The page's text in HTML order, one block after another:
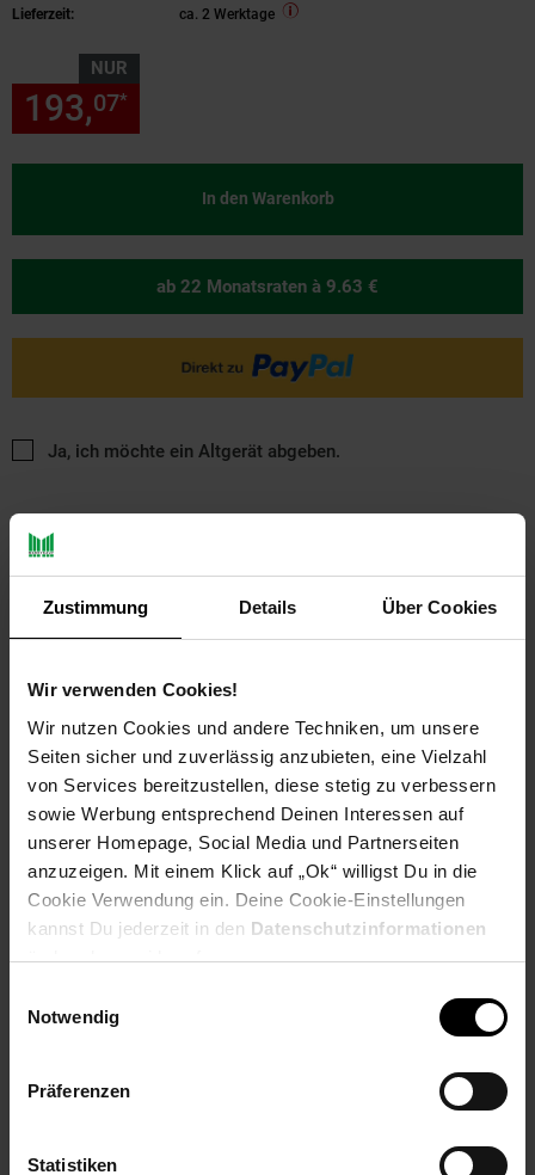
Zustimmung Details Über Cookies
Wir verwenden Cookies!
Wir nutzen Cookies und andere Techniken, um unsere
Seiten sicher und zuverlässig anzubieten, eine Vielzahl
von Services bereitzustellen, diese stetig zu verbessern
sowie Werbung entsprechend Deinen Interessen auf
unserer Homepage, Social Media und Partnerseiten
anzuzeigen. Mit einem Klick auf „Ok“ willigst Du in die
Cookie Verwendung ein. Deine Cookie-Einstellungen
kannst Du jederzeit in den Datenschutzinformationen
ändern bzw. widerrufen.
Notwendig
Präferenzen
Statistiken
Lieferzeit:
ca. 2 Werktage
NUR
193,07*
In den Warenkorb
ab 22 Monatsraten à 9.63 €
Ja, ich möchte ein Altgerät abgeben.
Payback Punkte Basis°Punkte:
96
Extra°Punkte:
Produktbeschreibung
Der AEG AP61CB21RS Akku Staubsauger bietet eine
leistungsstarke Reinigung ohne Kabelsalat. Mit seiner
ist er ideal für schnelle und gründliche Reinigungseinsätze in
Ihrem Zuhause. Der Staubsauger bietet eine lange Akkulaufzeit
zu reinigen. Die verschiedenen Aufsatzoptionen ermöglichen
es, sowohl Teppiche als auch Hartböden gründlich zu reinigen,
ermöglicht. Das durchdachte Design umfasst auch ein leichtes